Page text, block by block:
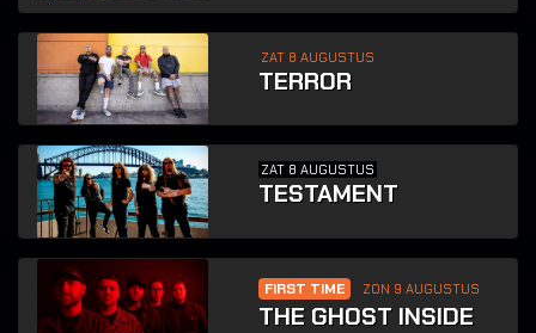
ZAT 8 AUGUSTUS
TERROR
ZAT 8 AUGUSTUS
TESTAMENT
FIRST TIME ZON 9 AUGUSTUS
THE GHOST INSIDE